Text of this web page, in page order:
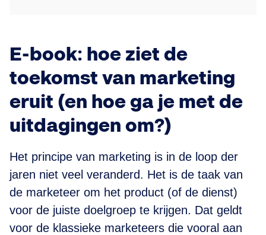
E-book: hoe ziet de
toekomst van marketing
eruit (en hoe ga je met de
uitdagingen om?)
Het principe van marketing is in de loop der
jaren niet veel veranderd. Het is de taak van
de marketeer om het product (of de dienst)
voor de juiste doelgroep te krijgen. Dat geldt
voor de klassieke marketeers die vooral aan